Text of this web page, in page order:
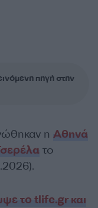
πηγή στην
η Αθηνά
το
το tlife.gr και